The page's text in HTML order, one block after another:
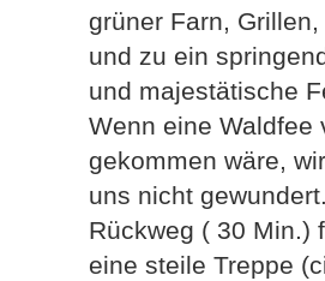
grüner Farn,
und zu ein
und majestätische
Wenn eine Waldfee
gekommen wäre,
uns nicht
Rückweg ( 30 Min.)
eine steile Treppe